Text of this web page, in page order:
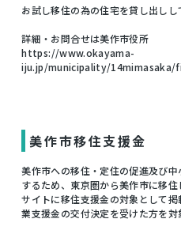
お試し移住の為の住宅を貸し出しし
詳細・お問合せは美作市役所
https://www.okayama-
iju.jp/municipality/
美作市移住支援金
美作市への移住・定住の促進及び
するため、東京圏から美作市に移
サイトに移住支援金の対象として
業支援金の交付決定を受けた方を対